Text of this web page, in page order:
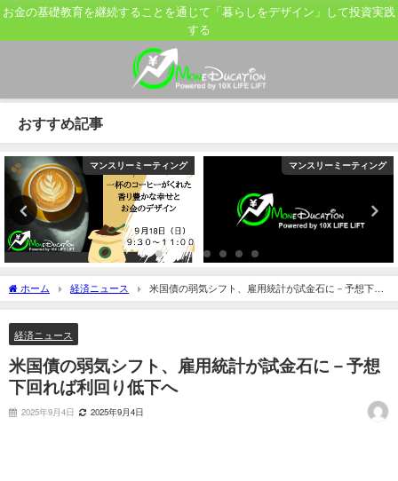
お金の基礎教育を継続することを通じて「暮らしをデザイン」して投資実践
する
おすすめ記事
マンスリーミーティング マンスリーミーティング
ホーム 経済ニュース
米国債の弱気シフト、雇用統計が試金石に－予想下回
れば利回り低下へ
経済ニュース
米国債の弱気シフト、雇用統計が試金石に－予想
下回れば利回り低下へ
2025年9月4日 2025年9月4日